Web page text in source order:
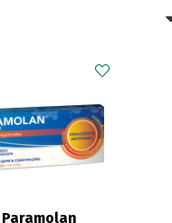
Paramolan